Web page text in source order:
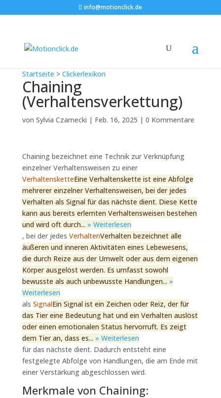
info@motionclick.de
Startseite > Clickerlexikon
Chaining
(Verhaltensverkettung)
von Sylvia Czarnecki | Feb. 16, 2025 | 0 Kommentare
Chaining bezeichnet eine Technik zur Verknüpfung
einzelner Verhaltensweisen zu einer
VerhaltensketteEine Verhaltenskette ist eine Abfolge
mehrerer einzelner Verhaltensweisen, bei der jedes
Verhalten als Signal für das nächste dient. Diese Kette
kann aus bereits erlernten Verhaltensweisen bestehen
und wird oft durch... » Weiterlesen
, bei der jedes VerhaltenVerhalten bezeichnet alle
äußeren und inneren Aktivitäten eines Lebewesens,
die durch Reize aus der Umwelt oder aus dem eigenen
Körper ausgelöst werden. Es umfasst sowohl
bewusste als auch unbewusste Handlungen... »
Weiterlesen
als SignalEin Signal ist ein Zeichen oder Reiz, der für
das Tier eine Bedeutung hat und ein Verhalten auslöst
oder einen emotionalen Status hervorruft. Es zeigt
dem Tier an, dass es... » Weiterlesen
für das nächste dient. Dadurch entsteht eine
festgelegte Abfolge von Handlungen, die am Ende mit
einer Verstärkung abgeschlossen wird.
Merkmale von Chaining: